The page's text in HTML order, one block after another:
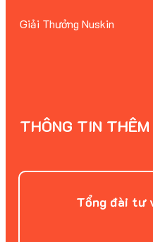
Giải Thưởng Nuskin
THÔNG TIN THÊM
Tổng đài tư